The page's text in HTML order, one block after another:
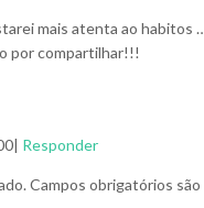
mais atenta ao habitos
por compartilhar!!!
Responder
Campos obrigatórios